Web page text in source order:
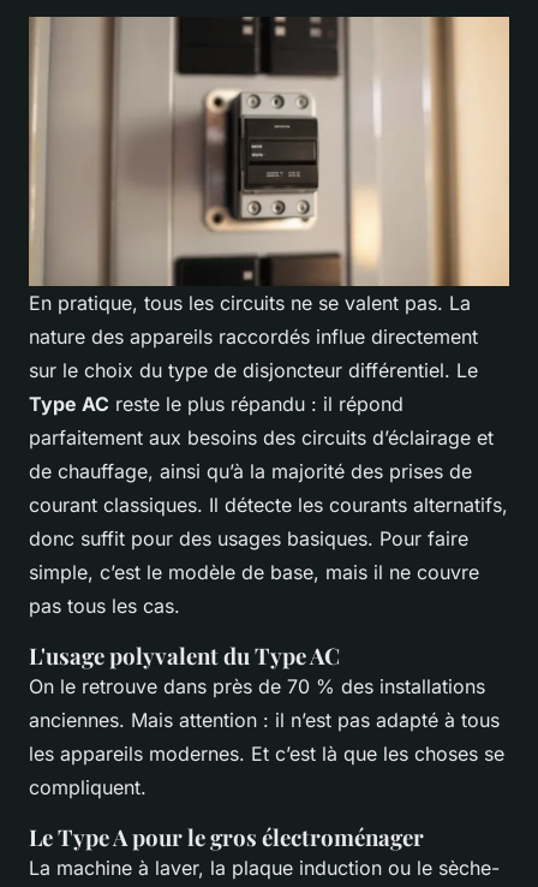
En pratique, tous les circuits ne se valent pas. La
nature des appareils raccordés influe directement
sur le choix du type de disjoncteur différentiel. Le
Type AC reste le plus répandu : il répond
parfaitement aux besoins des circuits d’éclairage et
de chauffage, ainsi qu’à la majorité des prises de
courant classiques. Il détecte les courants alternatifs,
donc suffit pour des usages basiques. Pour faire
simple, c’est le modèle de base, mais il ne couvre
pas tous les cas.
L'usage polyvalent du Type AC
On le retrouve dans près de 70 % des installations
anciennes. Mais attention : il n’est pas adapté à tous
les appareils modernes. Et c’est là que les choses se
compliquent.
Le Type A pour le gros électroménager
La machine à laver, la plaque induction ou le sèche-